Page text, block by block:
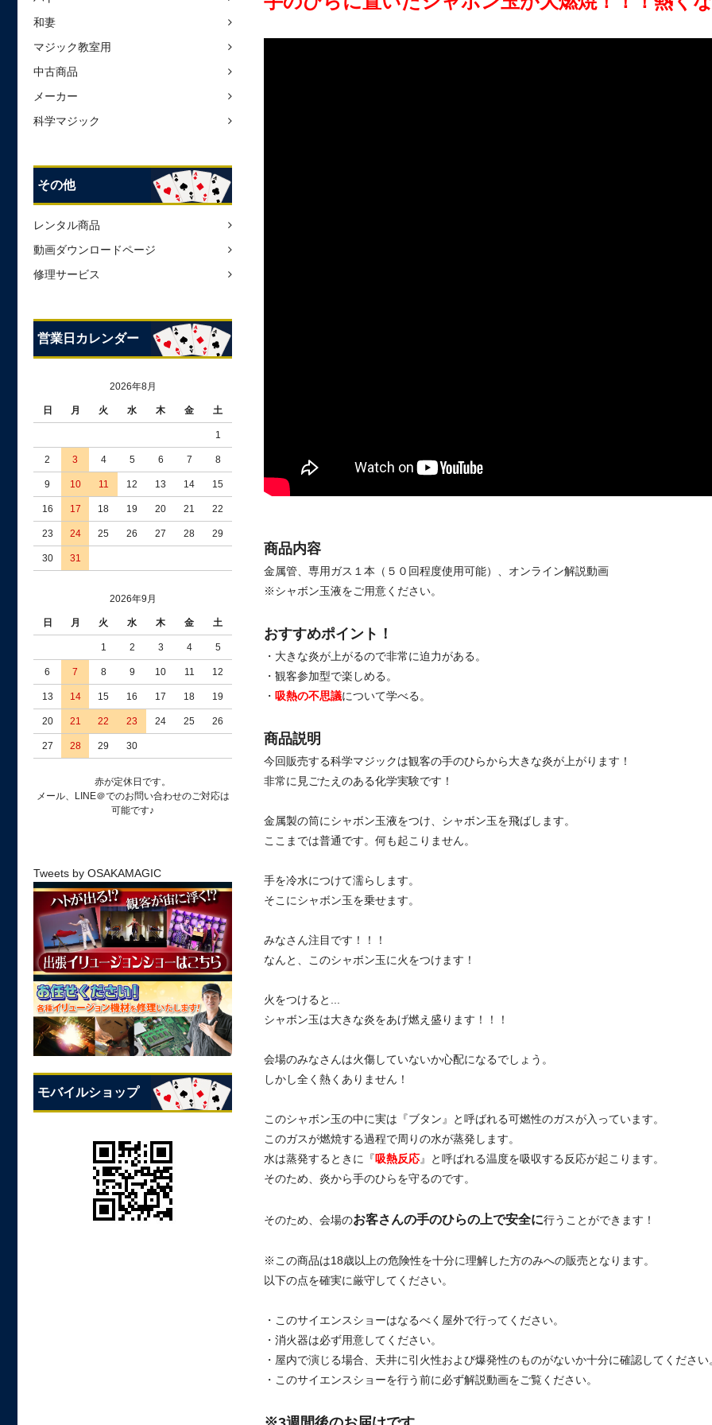
和妻
マジック教室用
中古商品
メーカー
科学マジック
その他
レンタル商品
動画ダウンロードページ
修理サービス
営業日カレンダー
2026年8月
日 月 火 水 木 金 土
1
2 3 4 5 6 7 8
9 10 11 12 13 14 15
16 17 18 19 20 21 22
23 24 25 26 27 28 29
30 31
2026年9月
日 月 火 水 木 金 土
1 2 3 4 5
6 7 8 9 10 11 12
13 14 15 16 17 18 19
20 21 22 23 24 25 26
27 28 29 30
赤が定休日です。
メール、LINE＠でのお問い合わせのご対応は
可能です♪
Tweets by OSAKAMAGIC
モバイルショップ
商品内容
金属管、専用ガス１本（５０回程度使用可能）、オンライン解説動画
※シャボン玉液をご用意ください。
おすすめポイント！
・大きな炎が上がるので非常に迫力がある。
・観客参加型で楽しめる。
・ 吸熱の不思議について学べる。
商品説明
今回販売する科学マジックは観客の手のひらから大きな炎が上がります！
非常に見ごたえのある化学実験です！
金属製の筒にシャボン玉液をつけ、シャボン玉を飛ばします。
ここまでは普通です。何も起こりません。
手を冷水につけて濡らします。
そこにシャボン玉を乗せます。
みなさん注目です！！！
なんと、このシャボン玉に火をつけます！
火をつけると...
シャボン玉は大きな炎をあげ燃え盛ります！！！
会場のみなさんは火傷していないか心配になるでしょう。
しかし全く熱くありません！
このシャボン玉の中に実は『ブタン』と呼ばれる可燃性のガスが入っています。
このガスが燃焼する過程で周りの水が蒸発します。
水は蒸発するときに『吸熱反応』と呼ばれる温度を吸収する反応が起こります。
そのため、炎から手のひらを守るのです。
そのため、会場のお客さんの手のひらの上で安全に行うことができます！
※この商品は18歳以上の危険性を十分に理解した方のみへの販売となります。
以下の点を確実に厳守してください。
・このサイエンスショーはなるべく屋外で行ってください。
・消火器は必ず用意してください。
・屋内で演じる場合、天井に引火性および爆発性のものがないか十分に確認してください
・このサイエンスショーを行う前に必ず解説動画をご覧ください。